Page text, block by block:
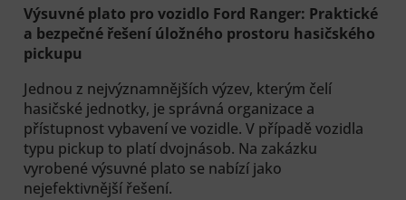
Výsuvné plato pro vozidlo Ford Ranger: Praktické
a bezpečné řešení úložného prostoru hasičského
pickupu
Jednou z nejvýznamnějších výzev, kterým čelí
hasičské jednotky, je správná organizace a
přístupnost vybavení ve vozidle. V případě vozidla
typu pickup to platí dvojnásob. Na zakázku
vyrobené výsuvné plato se nabízí jako
nejefektivnější řešení.